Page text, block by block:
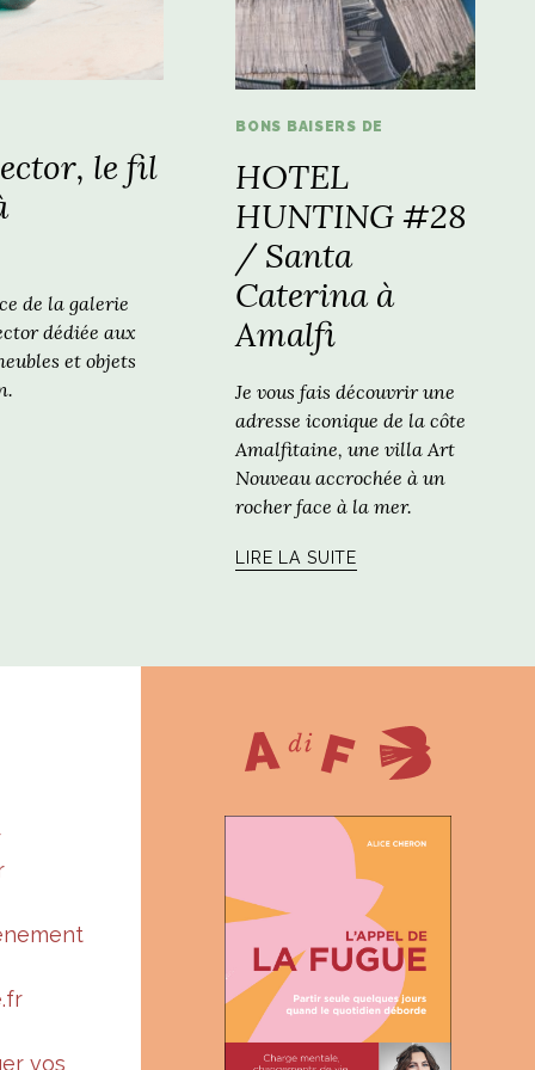
le fil
de la galerie
dédiée aux
et objets
BONS BAISERS DE
HOTEL
HUNTING #28
/ Santa
Caterina à
Amalfi
Je vous fais découvrir une
adresse iconique de la côte
Amalfitaine, une villa Art
Nouveau accrochée à un
rocher face à la mer.
LIRE LA SUITE
vos